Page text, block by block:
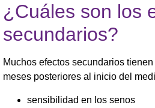
¿Cuáles son los
secundarios?
Muchos efectos secundarios
meses posteriores al inicio del
sensibilidad en los senos